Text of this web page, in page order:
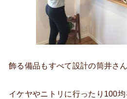
飾る備品もすべて設計の筒井さ
イケヤやニトリに行ったり100均